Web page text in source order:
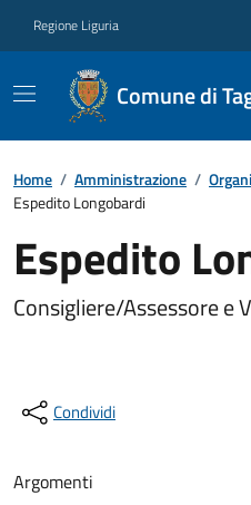
Regione Liguria
Comune di
Home / Amministrazione /
Espedito Longobardi
Espedito
Consigliere/Assessore e
Condividi
Argomenti